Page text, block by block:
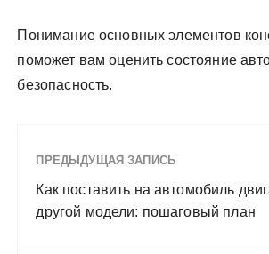
Понимание основных элементов
поможет вам оценить состояние
безопасность.
ПРЕДЫДУЩАЯ ЗАПИСЬ
Как поставить на автомобиль
другой модели: пошаговый план